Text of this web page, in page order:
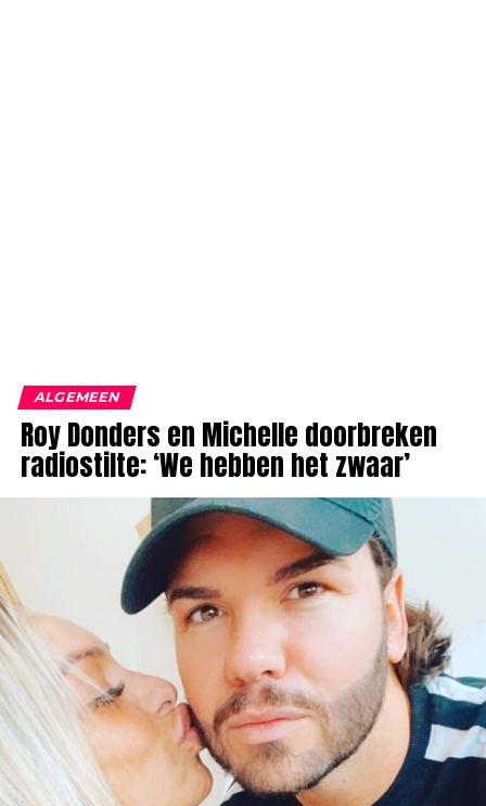
ALGEMEEN
Roy Donders en Michelle doorbreken
radiostilte: ‘We hebben het zwaar’